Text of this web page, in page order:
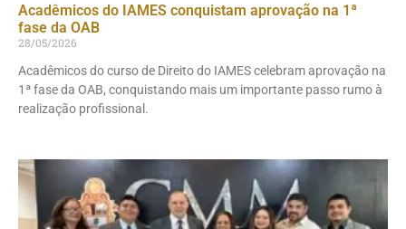
Acadêmicos do IAMES conquistam aprovação na 1ª
fase da OAB
28/05/2026
Acadêmicos do curso de Direito do IAMES celebram aprovação na
1ª fase da OAB, conquistando mais um importante passo rumo à
realização profissional.